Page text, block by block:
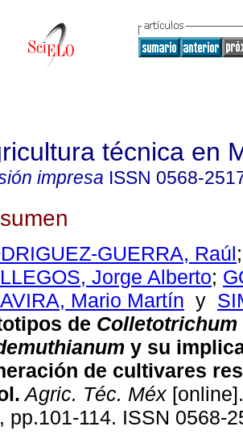
técnica en
impresa ISSN 0568-
GUERRA, Raúl
Jorge Alberto;
Mario Martín y
de Colletotrichum
y su
de cultivares
. Agric. Téc. Méx
pp.101-114. ISSN 0568-